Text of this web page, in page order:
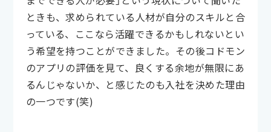
ときも、求められている人材が自分のスキルと合
っている、ここなら活躍できるかもしれないとい
う希望を持つことができました。その後コドモン
のアプリの評価を見て、良くする余地が無限にあ
るんじゃないか、と感じたのも入社を決めた理由
の一つです(笑)